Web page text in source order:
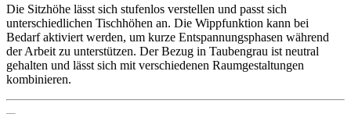
Die Sitzhöhe lässt sich stufenlos verstellen und passt sich
unterschiedlichen Tischhöhen an. Die Wippfunktion kann bei
Bedarf aktiviert werden, um kurze Entspannungsphasen während
der Arbeit zu unterstützen. Der Bezug in Taubengrau ist neutral
gehalten und lässt sich mit verschiedenen Raumgestaltungen
kombinieren.